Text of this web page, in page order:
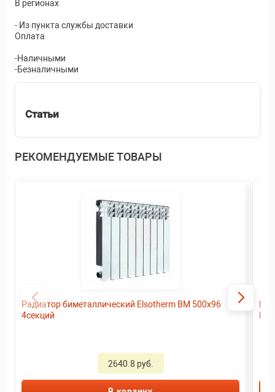
В регионах
- Из пункта службы доставки
Оплата
-Наличными
-Безналичными
Статьи
РЕКОМЕНДУЕМЫЕ ТОВАРЫ
Радиатор биметаллический Elsotherm ВМ 500х96
4секций
2640.8 руб.